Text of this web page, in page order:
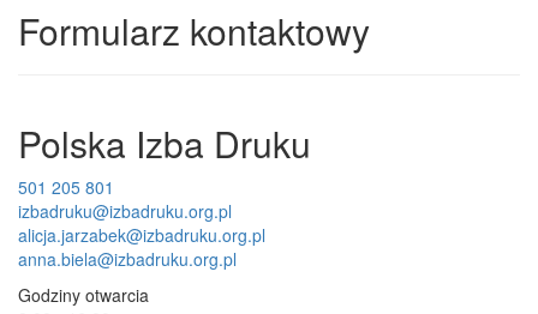
Formularz kontaktowy
Polska Izba Druku
501 205 801
izbadruku@izbadruku.org.pl
alicja.jarzabek@izbadruku.org.pl
anna.biela@izbadruku.org.pl
Godziny otwarcia